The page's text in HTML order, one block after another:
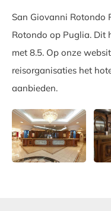
San Giovanni Rotondo
Rotondo op Puglia. Dit
met 8.5. Op onze
reisorganisaties het
aanbieden.